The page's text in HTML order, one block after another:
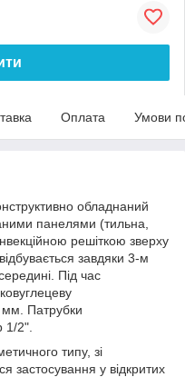
Оплата Умови
обладнаний
панелями (тильна,
решіткою зверху
завдяки 3-м
Під час
мм. Патрубки
1/2".
типу, зі
застосування у відкритих